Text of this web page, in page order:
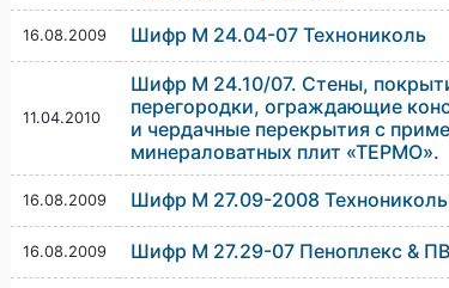
16.08.2009 Шифр М 24.04-07 Технониколь
11.04.2010
Шифр М 24.10/07. Стены,
перегородки, ограждающие
и чердачные перекрытия с
минераловатных плит «ТЕРМО».
16.08.2009 Шифр М 27.09-2008 Технониколь
16.08.2009 Шифр М 27.29-07 Пеноплекс &